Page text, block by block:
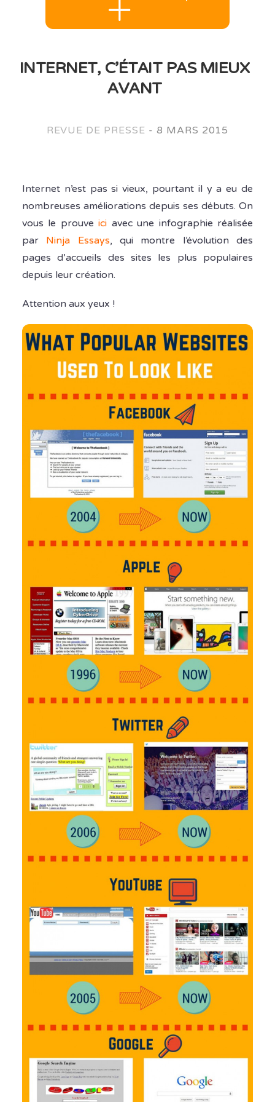
INTERNET, C’ÉTAIT PAS MIEUX
AVANT
REVUE DE PRESSE - 8 MARS 2015
Internet n’est pas si vieux, pourtant il y a eu de
nombreuses améliorations depuis ses débuts. On
vous le prouveici avec une infographie réalisée
par Ninja Essays, qui montre l’évolution des
pages d’accueils des sites les plus populaires
depuis leur création.
Attention aux yeux !